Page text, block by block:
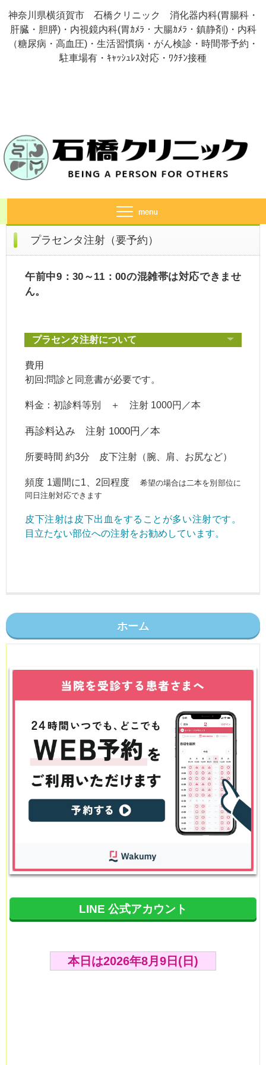
神奈川県横須賀市 石橋クリニック 消化器内科(胃腸科・
肝臓・胆膵)・内視鏡内科(胃ｶﾒﾗ・大腸ｶﾒﾗ・鎮静剤)・内科
（糖尿病・高血圧)・生活習慣病・がん検診・時間帯予約・
駐車場有・ｷｬｯｼｭﾚｽ対応・ﾜｸﾁﾝ接種
プラセンタ注射（要予約）
午前中9：30～11：00の混雑帯は対応できませ
ん。
プラセンタ注射について
費用
初回:問診と同意書が必要です。
料金：初診料等別 ＋ 注射 1000円／本
再診料込み 注射 1000円／本
所要時間 約3分 皮下注射（腕、肩、お尻など）
頻度 1週間に1、2回程度 希望の場合は二本を別部位に
同日注射対応できます
皮下注射は皮下出血をすることが多い注射です。
目立たない部位への注射をお勧めしています。
ホーム
LINE 公式アカウント
本日は2026年8月9日(日)